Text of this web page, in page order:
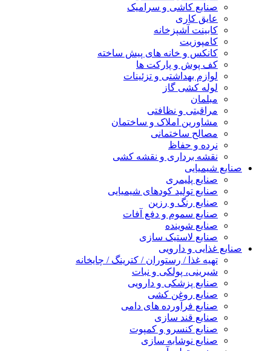
صنایع کاشی و سرامیک
عایق کاری
کابینت آشپزخانه
کامپوزیت
کانکس و خانه های پیش ساخته
کف پوش و پارکت ها
لوازم بهداشتی و تزئینات
لوله کشی گاز
مبلمان
مراقبتی و نظافتی
مشاورین املاک و ساختمان
مصالح ساختمانی
نرده و حفاظ
نقشه برداری و نقشه کشی
صنایع شیمیایی
صنایع پلیمری
صنایع تولید کودهای شیمیایی
صنایع رنگ و رزین
صنایع سموم و دفع آفات
صنایع شوینده
صنایع لاستیک سازی
صنایع غذایی و دارویی
تهیه غذا / رستوران / کترینگ / چایخانه
شیرینی، پولکی و نبات
صنایع پزشکی و دارویی
صنایع روغن کشی
صنایع فرآورده های دامی
صنایع قند سازی
صنایع کنسرو و کمپوت
صنایع نوشابه سازی